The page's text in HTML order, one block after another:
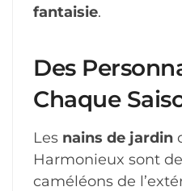
fantaisie.
Des
Chaque
Les nains de jardin
Harmonieux sont
caméléons de